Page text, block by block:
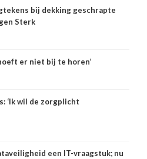
bij dekking geschrapte
Sterk
er niet bij te horen’
‘Ik wil de zorgplicht
een IT-vraagstuk; nu